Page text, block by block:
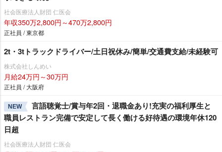
社会医療法人財団 仁医会
年収350万2,800円～470万2,800円
正社員 / 東京都
2t・3tトラックドライバー/土日祝休み/簡単/交通費支給/未経験可
株式会社しんめい
月給24万円～30万円
正社員 / 大阪府
NEW
言語聴覚士/賞与年2回・退職金あり!充実の福利厚生と
職員レストラン完備で安定して長く働ける好待遇の環境年休120
日超
社会医療法人財団 仁医会